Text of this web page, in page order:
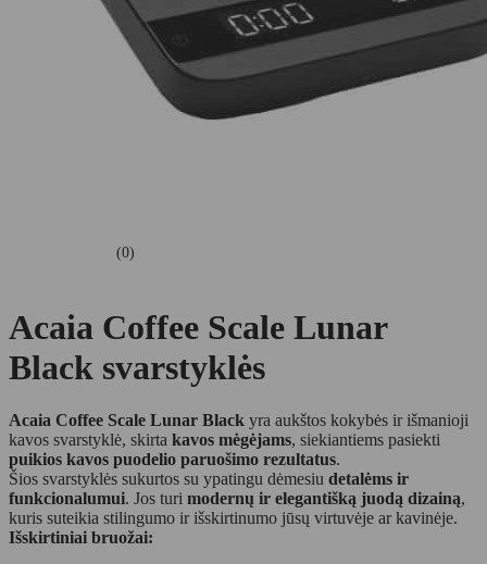
(0)
Acaia Coffee Scale Lunar
Black svarstyklės
Acaia Coffee Scale Lunar Black yra aukštos kokybės ir išmanioji
kavos svarstyklė, skirta kavos mėgėjams, siekiantiems pasiekti
puikios kavos puodelio paruošimo rezultatus.
Šios svarstyklės sukurtos su ypatingu dėmesiu detalėms ir
funkcionalumui. Jos turi modernų ir elegantišką juodą dizainą,
kuris suteikia stilingumo ir išskirtinumo jūsų virtuvėje ar kavinėje.
Išskirtiniai bruožai: